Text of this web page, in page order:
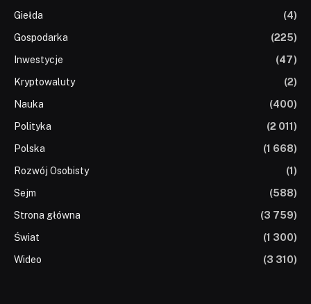
Giełda
(4)
Gospodarka
(225)
Inwestycje
(47)
Kryptowaluty
(2)
Nauka
(400)
Polityka
(2 011)
Polska
(1 668)
Rozwój Osobisty
(1)
Sejm
(588)
Strona główna
(3 759)
Świat
(1 300)
Wideo
(3 310)